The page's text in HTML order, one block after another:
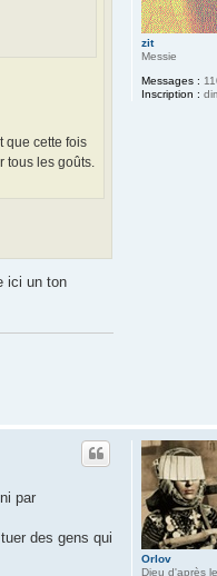
zit
Messie
Messages :
Inscription :
que cette fois
tous les goûts.
ici un ton
Orlov
Dieu d'après
par
des gens qui